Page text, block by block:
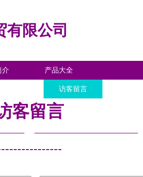
有限公司
介 产品大全
访客留言
客留言